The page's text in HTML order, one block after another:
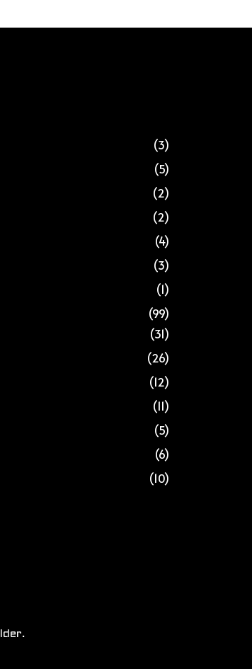
(3)
(5)
(2)
(2)
(4)
(3)
(1)
(99)
(31)
(26)
(12)
(11)
(5)
(6)
(10)